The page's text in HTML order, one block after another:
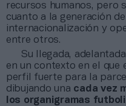
recursos humanos, pero
cuanto a la generación
internacionalización y
entre otros.
Su llegada,
en un contexto en el que
perfil fuerte para la
dibujando una cada vez
los organigramas